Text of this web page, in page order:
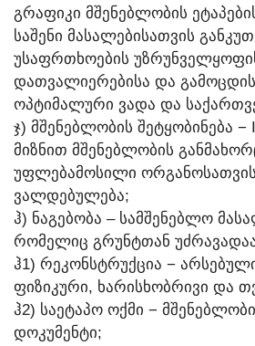
ᲒᲠᲐᲤᲘᲙᲘ ᲛᲨᲔᲜᲔᲑᲚᲝᲑᲘᲡ
ᲡᲐᲨᲔᲜᲘ ᲛᲐᲡᲐᲚᲔᲑᲘᲡᲐᲗᲕᲘᲡ
ᲣᲡᲐᲤᲠᲗᲮᲝᲔᲑᲘᲡ
ᲓᲐᲗᲕᲐᲚᲘᲔᲠᲔᲑᲘᲡᲐ ᲓᲐ ᲒᲐᲛᲝᲪᲓᲘᲡ
ᲝᲞᲢᲘᲛᲐᲚᲣᲠᲘ ᲕᲐᲓᲐ ᲓᲐ
Ჯ) ᲛᲨᲔᲜᲔᲑᲚᲝᲑᲘᲡ ᲨᲔᲢᲧᲝᲑᲘᲜᲔᲑᲐ
ᲛᲘᲖᲜᲘᲗ ᲛᲨᲔᲜᲔᲑᲚᲝᲑᲘᲡ
ᲣᲤᲚᲔᲑᲐᲛᲝᲡᲘᲚᲘ
ᲕᲐᲚᲓᲔᲑᲣᲚᲔᲑᲐ;
Ჰ) ᲜᲐᲒᲔᲑᲝᲑᲐ – ᲡᲐᲛᲨᲔᲜᲔᲑᲚᲝ
ᲠᲝᲛᲔᲚᲘᲪ ᲒᲠᲣᲜᲢᲗᲐᲜ
Ჰ1) ᲠᲔᲙᲝᲜᲡᲢᲠᲣᲥᲪᲘᲐ −
ᲤᲘᲖᲘᲙᲣᲠᲘ, ᲮᲐᲠᲘᲡᲮᲝᲑᲠᲘᲕᲘ ᲓᲐ
Ჰ2) ᲡᲐᲔᲢᲐᲞᲝ ᲝᲥᲛᲘ −
ᲓᲝᲙᲣᲛᲔᲜᲢᲘ;